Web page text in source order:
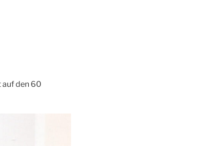
den 60